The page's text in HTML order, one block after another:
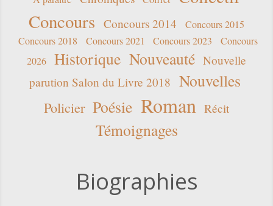
Concours Concours 2014
Concours 2015
Concours 2018
Concours 2021 Concours 2023
Concours
2026
Historique Nouveauté Nouvelle
parution Salon du Livre 2018 Nouvelles
Policier Poésie Roman Récit
Témoignages
Biographies